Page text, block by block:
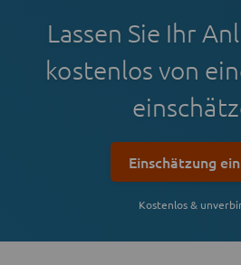
Lassen Sie Ihr
kostenlos von
Einschätzung
Kostenlos &